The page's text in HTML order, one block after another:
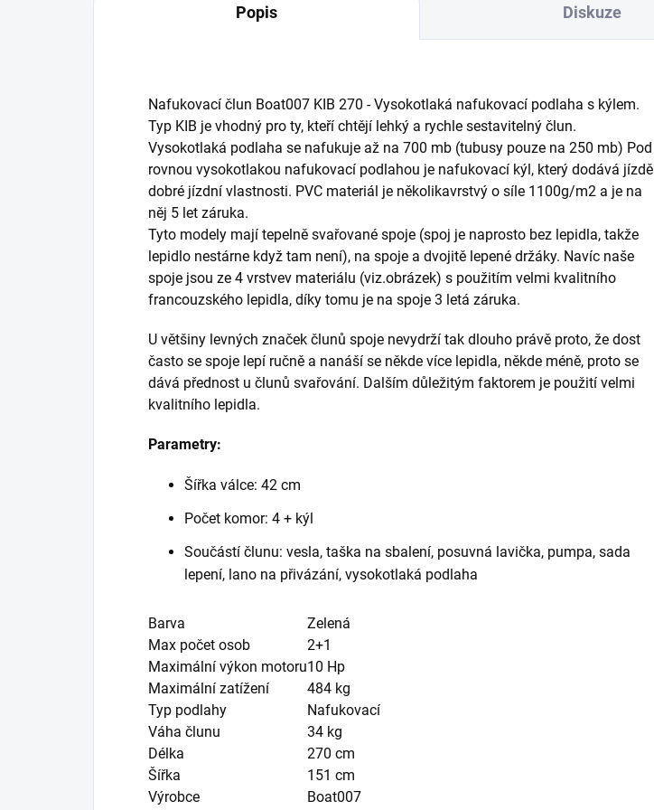
Popis Diskuze
Nafukovací člun Boat007 KIB 270 - Vysokotlaká nafukovací podlaha s kýlem.
Typ KIB je vhodný pro ty, kteří chtějí lehký a rychle sestavitelný člun.
Vysokotlaká podlaha se nafukuje až na 700 mb (tubusy pouze na 250 mb) Pod
rovnou vysokotlakou nafukovací podlahou je nafukovací kýl, který dodává jízdě
dobré jízdní vlastnosti. PVC materiál je několikavrstvý o síle 1100g/m2 a je na
něj 5 let záruka.
Tyto modely mají tepelně svařované spoje (spoj je naprosto bez lepidla, takže
lepidlo nestárne když tam není), na spoje a dvojitě lepené držáky. Navíc naše
spoje jsou ze 4 vrstvev materiálu (viz.obrázek) s použitím velmi kvalitního
francouzského lepidla, díky tomu je na spoje 3 letá záruka.
U většiny levných značek člunů spoje nevydrží tak dlouho právě proto, že dost
často se spoje lepí ručně a nanáší se někde více lepidla, někde méně, proto se
dává přednost u člunů svařování. Dalším důležitým faktorem je použití velmi
kvalitního lepidla.
Parametry:
Šířka válce: 42 cm
Počet komor: 4 + kýl
Součástí člunu: vesla, taška na sbalení, posuvná lavička, pumpa, sada
lepení, lano na přivázání, vysokotlaká podlaha
Barva
Zelená
Max počet osob
2+1
Maximální výkon motoru10 Hp
Maximální zatížení
484 kg
Typ podlahy
Nafukovací
Váha člunu
34 kg
Délka
270 cm
Šířka
151 cm
Výrobce
Boat007